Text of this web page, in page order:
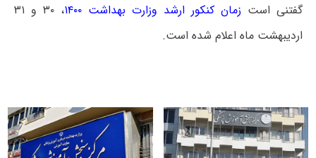
گفتنی است زمان کنکور ارشد وزارت بهداشت ۱۴۰۰
، ۳۰ و ۳۱
اردیبهشت ماه اعلام شده است.